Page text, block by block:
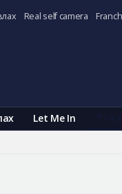
Real self camera
Let Me In